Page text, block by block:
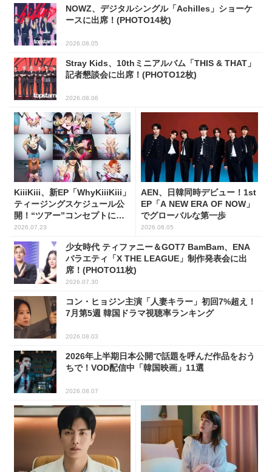
NOWZ、デジタルシングル「Achilles」ショーケ
ースに出席！(PHOTO14枚)
2026.08.05
Stray Kids、10thミニアルバム「THIS & THAT」
記者懇談会に出席！(PHOTO12枚)
2026.08.06
KiiiKiii、新EP「WhyKiiiKiii」
ティージングスケジュール公
開！“ツアー”コンセプトに注
目
2026.07.23
AEN、日韓同時デビュー！1st
EP「A NEW ERA OF NOW」
でグローバルな第一歩
2026.08.05
少女時代 ティファニー＆GOT7 BamBam、ENA
バラエティ「X THE LEAGUE」制作発表会に出
席！(PHOTO11枚)
2026.07.30
コン・ヒョジン主演「人妻キラー」初回7%超え！
7月第5週 韓国ドラマ視聴率ランキング
2026.08.03
2026年上半期日本公開で話題を呼んだ作品をおう
ちで！VOD配信中「韓国映画」11選
2026.08.07